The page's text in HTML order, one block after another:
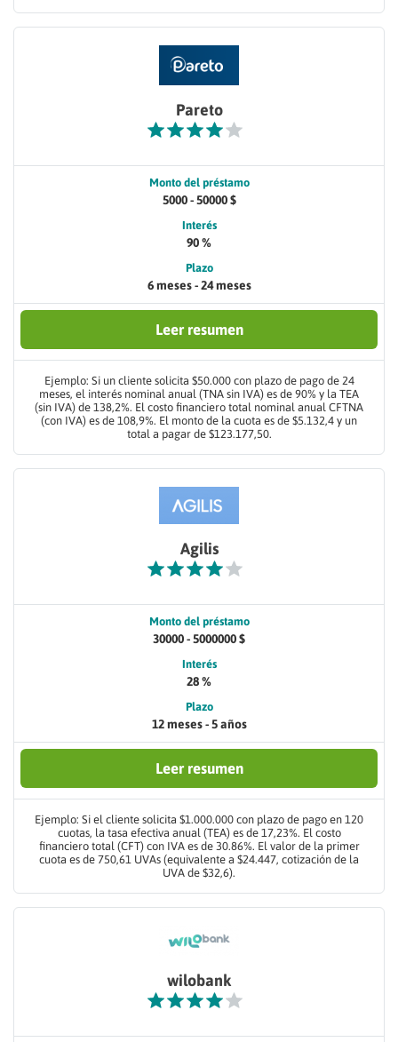
Pareto
Monto del préstamo
5000 - 50000 $
Interés
90 %
Plazo
6 meses - 24 meses
Leer resumen
Ejemplo: Si un cliente solicita $50.000 con plazo de pago de 24
meses, el interés nominal anual (TNA sin IVA) es de 90% y la TEA
(sin IVA) de 138,2%. El costo financiero total nominal anual CFTNA
(con IVA) es de 108,9%. El monto de la cuota es de $5.132,4 y un
total a pagar de $123.177,50.
Agilis
Monto del préstamo
30000 - 5000000 $
Interés
28 %
Plazo
12 meses - 5 años
Leer resumen
Ejemplo: Si el cliente solicita $1.000.000 con plazo de pago en 120
cuotas, la tasa efectiva anual (TEA) es de 17,23%. El costo
financiero total (CFT) con IVA es de 30.86%. El valor de la primer
cuota es de 750,61 UVAs (equivalente a $24.447, cotización de la
UVA de $32,6).
wilobank